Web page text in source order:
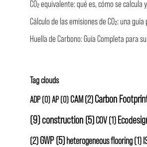
Tag clouds
ADP(0)AP(0)CAM(2)Carbon
(9)construction (5)COV(1)
(2)GWP(5)heterogeneous flooring(1)